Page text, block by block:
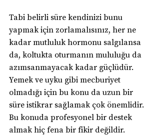
Tabi belirli süre kendinizi bunu
yapmak için zorlamalısınız, her ne
kadar mutluluk hormonu salgılansa
da, koltukta oturmanın mululuğu da
azımsanmayacak kadar güçlüdür.
Yemek ve uyku gibi mecburiyet
olmadığı için bu konu da uzun bir
süre istikrar sağlamak çok önemlidir.
Bu konuda profesyonel bir destek
almak hiç fena bir fikir değildir.